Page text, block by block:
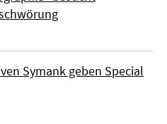
Symank geben Special